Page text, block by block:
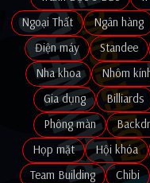
Ngoại Thất
Ngân hàng
Điện máy
Standee
Nha khoa
Nhôm
Gia dụng
Billiards
Phông màn
Họp mặt
Hội khóa
Team Building
Chibi